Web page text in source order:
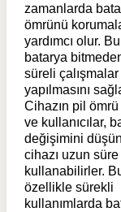
zamanlarda
ömrünü
yardımcı olur.
batarya
süreli çalışmalar
yapılmasını
Cihazın pil
ve kullanıcılar,
değişimini
cihazı uzun süre
kullanabilirler.
özellikle sürekli
kullanımlarda